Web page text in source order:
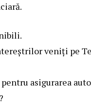
veniți pe
asigurarea